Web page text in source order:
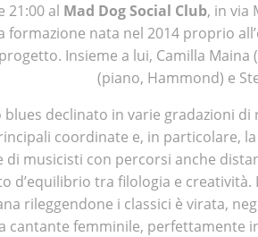
21:00 al Mad Dog Social Club, in via
formazione nata nel 2014 proprio
Insieme a lui, Camilla
(piano, Hammond) e
declinato in varie gradazioni
coordinate e, in particolare,
musicisti con percorsi anche
d’equilibrio tra filologia e
rileggendone i classici è virata,
cantante femminile, perfettamente